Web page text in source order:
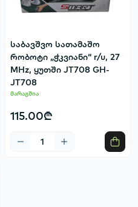
საბავშვო სათამაშო
რობოტი „ჭკვიანი“ r/u, 27
MHz, ყუთში JT708 GH-
JT708
მარაგშია
115.00₾